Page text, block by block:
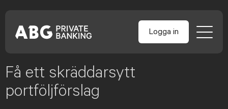
Logga in
Få ett skräddarsytt
portföljförslag